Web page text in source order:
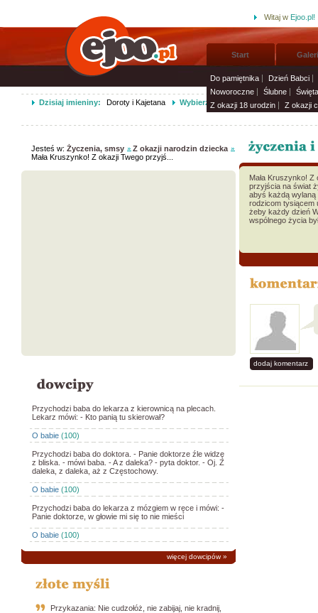
Witaj w Ejoo.pl!
Start
Do pamiętnika
Dzień Babci
Noworoczne
Ślubne
Z okazji 18 urodzin
Z okazji
Dzisiaj imieniny: Doroty i Kajetana Wybierz życzenia imieninowe i
Jesteś w:Życzenia, smsy
Z okazji narodzin dziecka
Mała Kruszynko! Z okazji Twego przyjś...
Przychodzi baba do lekarza z kierownicą na plecach.
Lekarz mówi: - Kto panią tu skierował?
O babie (100)
Przychodzi baba do doktora. - Panie doktorze źle widzę
z bliska. - mówi baba. - A z daleka? - pyta doktor. - Oj. Z
daleka, z daleka, aż z Częstochowy.
O babie (100)
Przychodzi baba do lekarza z mózgiem w ręce i mówi: -
Panie doktorze, w głowie mi się to nie mieści
O babie (100)
więcej dowcipów»
Przykazania: Nie cudzołóż, nie zabijaj, nie kradnij,
Mała Kruszynko! Z
przyjścia na świat
abyś każdą wylaną
rodzicom tysiącem
żeby każdy dzień
wspólnego życia
dodaj komentarz